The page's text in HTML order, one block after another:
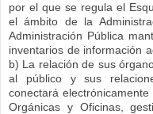
por el que se regula el
el ámbito de la
Administración Pública
inventarios de información
b) La relación de sus
al público y sus
conectará
Orgánicas y Oficinas,